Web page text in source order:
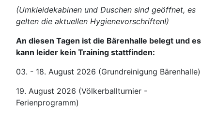
(Umkleidekabinen und Duschen sind geöffnet, es
gelten die aktuellen Hygienevorschriften!)
An diesen Tagen ist die Bärenhalle belegt und es
kann leider kein Training stattfinden:
03. - 18. August 2026 (Grundreinigung Bärenhalle)
19. August 2026 (Völkerballturnier -
Ferienprogramm)